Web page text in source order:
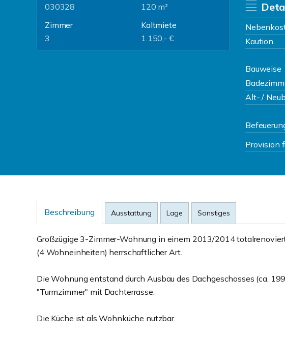
030328
120 m²
Zimmer
3
Kaltmiete
1.150,- €
Kaution
Bauweise
Alt- /
Provision
Beschreibung Ausstattung Lage Sonstiges
Großzügige 3-Zimmer-Wohnung in einem 2013/2014
(4 Wohneinheiten) herrschaftlicher Art.
Die Wohnung entstand durch Ausbau des Dachgeschosses (ca.
"Turmzimmer" mit Dachterrasse.
Die Küche ist als Wohnküche nutzbar.